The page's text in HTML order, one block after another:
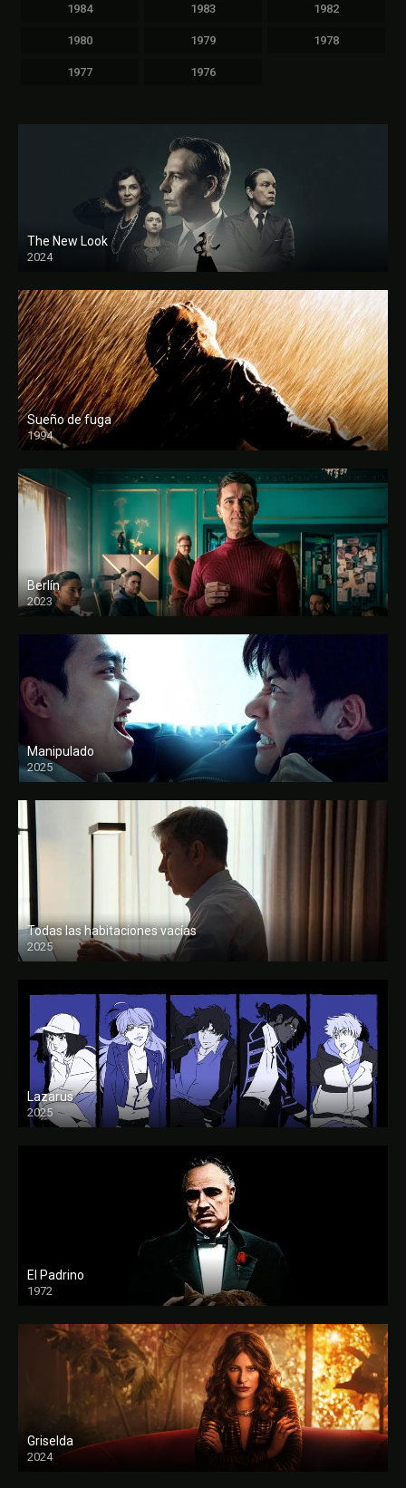
1984 1983 1982
1980 1979 1978
1977 1976
The New Look
2024
Sueño de fuga
1994
FULL HD
Berlín
2023
Manipulado
2025
Todas las habitaciones vacías
2025
FULL HD
Lazarus
2025
El Padrino
1972
FULL HD
Griselda
2024